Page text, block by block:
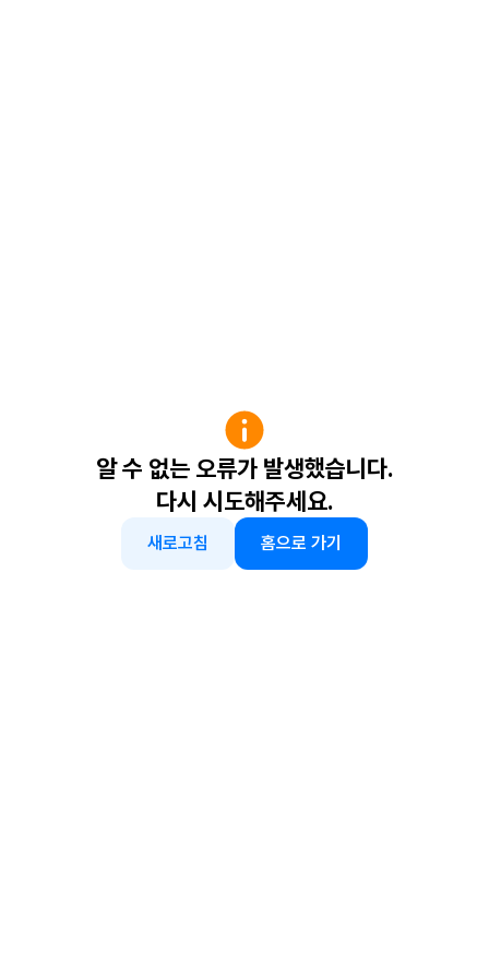
알 수 없는 오류가 발생했습니다.
다시 시도해주세요.
새로고침 홈으로 가기